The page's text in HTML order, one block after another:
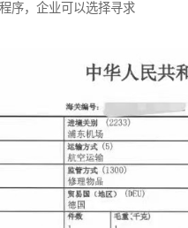
序，企业可以选择寻求